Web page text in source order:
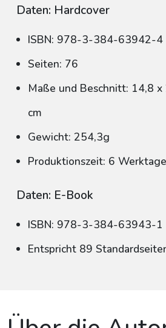
Daten: Hardcover
ISBN: 978-3-384-63942-4
Seiten: 76
Maße und Beschnitt: 14,8 x
cm
Gewicht: 254,3g
Produktionszeit: 6 Werktage
Daten: E-Book
ISBN: 978-3-384-63943-1
Entspricht 89